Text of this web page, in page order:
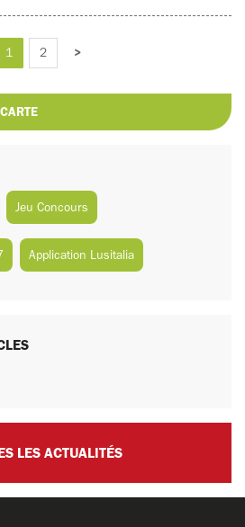
1 2 >
Jeu Concours
Application Lusitalia
LES ACTUALITÉS